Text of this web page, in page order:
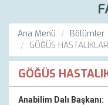
Ana Menü Bölümler
GÖĞÜS
GÖĞÜS
Anabilim Dalı Başkanı: